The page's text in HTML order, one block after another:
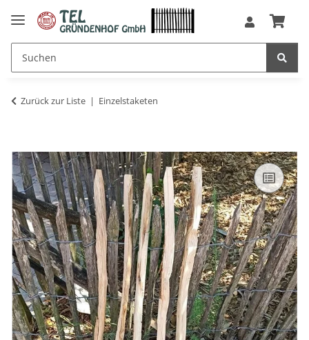
Zurück zur Liste Einzelstaketen